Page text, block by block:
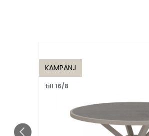
KAMPANJ
till 16/8